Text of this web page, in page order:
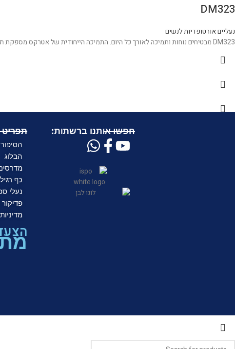
DM323
נעליים אורטופדיות לנשים
DM323 מבטיחים נוחות ותמיכה לאורך כל היום. התמיכה הייחודית של אטרקס מספקת תמיכת קשת במקום הנכון מבחינה אנטומית, ריפוד מעולה להתאמה אישית מושלמת בכל צעד.
חפשו אותנו ברשתות:
הבלוג
כף
נעלי
פדיקור